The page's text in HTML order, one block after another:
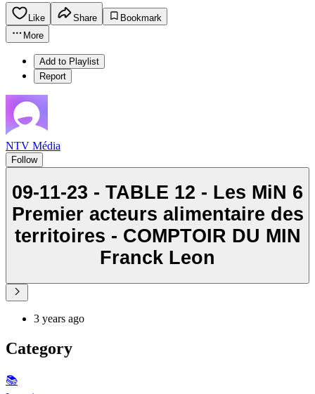
Like Share
Bookmark
More
Add to Playlist
Report
NTV Média
Follow
09-11-23 - TABLE 12 - Les MiN 6
Premier acteurs alimentaire des
territoires - COMPTOIR DU MIN
Franck Leon
3 years ago
Category
📚